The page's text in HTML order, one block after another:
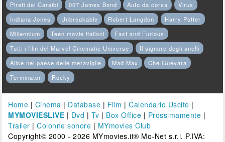
Pirati dei Caraibi
007 James Bond Auto da corsa
Virus
Indiana Jones
Unbreakable Robert Langdon
Harry Potter
Millennium
Teen movie italiani
Fast and Furious
Tutti i film del Marvel Cinematic Universe
Il signore degli anelli
Alice nel paese delle meraviglie
Mad Max
Che Guevara
Terminator
Rocky
Home | Cinema | Database | Film |Calendario Uscite |
MYMOVIESLIVE | Dvd | Tv | Box Office | Prossimamente |
Trailer |Colonne sonore | MYmovies Club
Copyright© 2000 - 2026 MYmovies.it® Mo-Net s.r.l. P.IVA: